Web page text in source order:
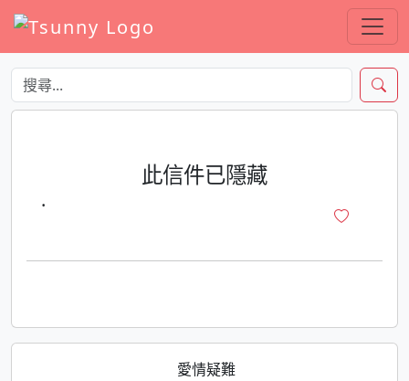
愛情疑難
此信件已隱藏
·